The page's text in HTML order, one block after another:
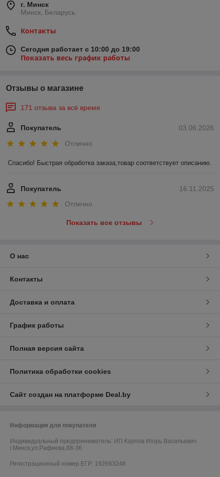
г. Минск
Минск, Беларусь
Контакты
Сегодня работает с 10:00 до 19:00
Показать весь график работы
Отзывы о магазине
171 отзыва за всё время
03.06.2026
Покупатель
Отлично
Спасибо! Быстрая обработка заказа,товар соответствует описанию.
16.11.2025
Покупатель
Отлично
Показать все отзывы
О нас
Контакты
Доставка и оплата
График работы
Полная версия сайта
Политика обработки cookies
Сайт создан на платформе Deal.by
Информация для покупателя
Индивидуальный предприниматель: ИП Карпов Игорь Васильевич
г.Минск,ул.Рафиева,88-36
Регистрационный номер ЕГР: 192693248